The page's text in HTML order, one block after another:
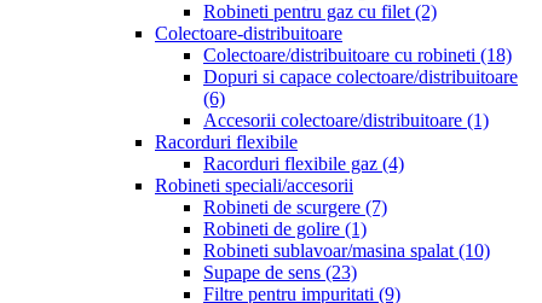
Robineti pentru gaz cu filet (2)
Colectoare-distribuitoare
Colectoare/distribuitoare cu robineti (18)
Dopuri si capace colectoare/distribuitoare
(6)
Accesorii colectoare/distribuitoare (1)
Racorduri flexibile
Racorduri flexibile gaz (4)
Robineti speciali/accesorii
Robineti de scurgere (7)
Robineti de golire (1)
Robineti sublavoar/masina spalat (10)
Supape de sens (23)
Filtre pentru impuritati (9)